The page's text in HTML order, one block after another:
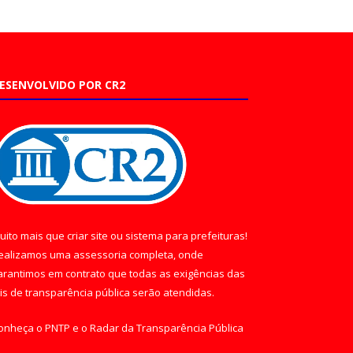
POR CR2
mais que criar site ou sistema para prefeituras!
uma assessoria completa, onde
em contrato que todas as exigências das
de transparência pública serão atendidas.
o PNTP e o Radar da Transparência Pública